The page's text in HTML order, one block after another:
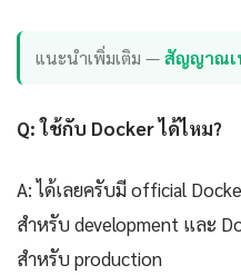
แนะนำเพิ่มเติม —สัญญาณเ
Q: ใช้กับ Docker ได้ไหม?
A: ได้เลยครับมี official
สำหรับ development และ
สำหรับ production